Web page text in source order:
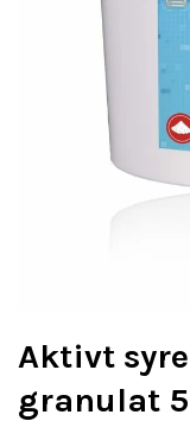
Aktivt
granulat